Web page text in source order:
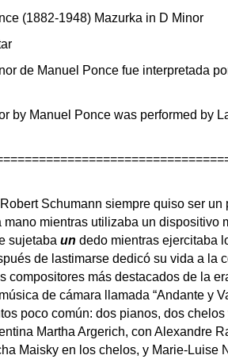
(1882-1948) Mazurka in D Minor
de Manuel Ponce fue interpretada
by Manuel Ponce was performed by
Schumann siempre quiso ser un
mano mientras utilizaba un dispositivo
sujetaba un dedo mientras ejercitaba
de lastimarse dedicó su vida a la
compositores más destacados de la
de cámara llamada “Andante y
poco común: dos pianos, dos
Martha Argerich, con Alexandre
Maisky en los chelos, y Marie-Luise